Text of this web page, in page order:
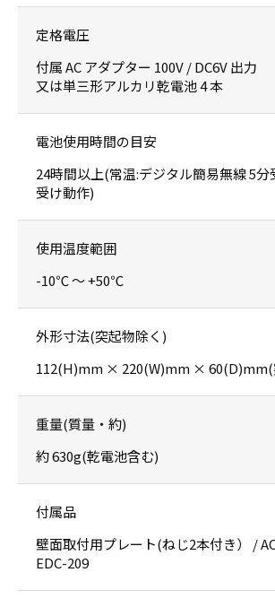
定格電圧
付属 AC アダプター 100V / DC6V 出力
又は単三形アルカリ乾電池 4 本
電池使用時間の目安
24時間以上(常温:デジタル簡易無線 5分
受け動作)
使用温度範囲
-10℃ ～ +50℃
外形寸法(突起物除く)
112(H)mm × 220(W)mm × 60(D)mm(
重量(質量・約)
約 630g(乾電池含む)
付属品
壁面取付用プレート(ねじ2本付き） /
EDC-209